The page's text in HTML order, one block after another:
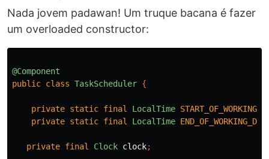
Nada jovem padawan! Um truque bacana é fazer
um overloaded constructor:
@Component
public class TaskScheduler {
private static final LocalTime
private static final LocalTime END_OF_WORKING_DAY
private final Clock clock;